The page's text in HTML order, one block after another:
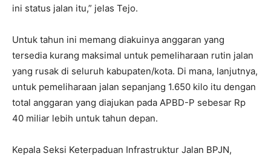
ini status jalan itu,” jelas Tejo.
Untuk tahun ini memang diakuinya anggaran yang
tersedia kurang maksimal untuk pemeliharaan rutin jalan
yang rusak di seluruh kabupaten/kota. Di mana, lanjutnya,
untuk pemeliharaan jalan sepanjang 1.650 kilo itu dengan
total anggaran yang diajukan pada APBD-P sebesar Rp
40 miliar lebih untuk tahun depan.
Kepala Seksi Keterpaduan Infrastruktur Jalan BPJN,